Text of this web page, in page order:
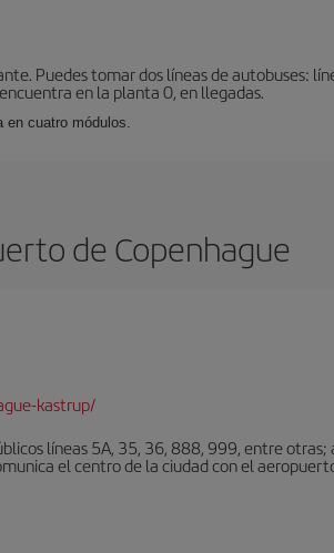
Puedes tomar dos líneas de autobuses:
en la planta 0, en llegadas.
en cuatro módulos.
de Copenhague
kastrup/
líneas 5A, 35, 36, 888, 999, entre
el centro de la ciudad con el